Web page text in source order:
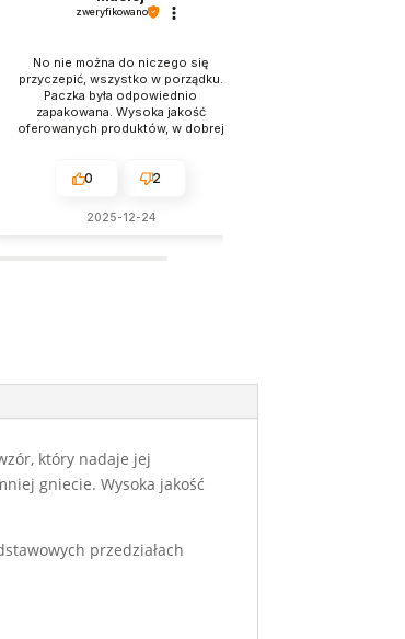
zweryfikowano
No nie można do niczego się
przyczepić, wszystko w porządku.
Paczka była odpowiednio
zapakowana. Wysoka jakość
oferowanych produktów, w dobrej
0 2
2025-12-24
który nadaje jej
gniecie. Wysoka jakość
przedziałach